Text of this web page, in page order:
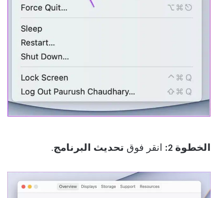
الخطوة 2: انقر فوق تحديث البرنامج.